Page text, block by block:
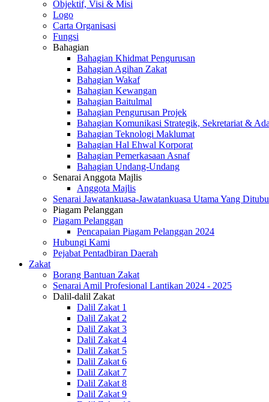
Objektif, Visi & Misi
Logo
Carta Organisasi
Fungsi
Bahagian
Bahagian Khidmat Pengurusan
Bahagian Agihan Zakat
Bahagian Wakaf
Bahagian Kewangan
Bahagian Baitulmal
Bahagian Pengurusan Projek
Bahagian Komunikasi Strategik, Sekretariat &
Bahagian Teknologi Maklumat
Bahagian Hal Ehwal Korporat
Bahagian Pemerkasaan Asnaf
Bahagian Undang-Undang
Senarai Anggota Majlis
Anggota Majlis
Senarai Jawatankuasa-Jawatankuasa Utama Yang
Piagam Pelanggan
Piagam Pelanggan
Pencapaian Piagam Pelanggan 2024
Hubungi Kami
Pejabat Pentadbiran Daerah
Zakat
Borang Bantuan Zakat
Senarai Amil Profesional Lantikan 2024 - 2025
Dalil-dalil Zakat
Dalil Zakat 1
Dalil Zakat 2
Dalil Zakat 3
Dalil Zakat 4
Dalil Zakat 5
Dalil Zakat 6
Dalil Zakat 7
Dalil Zakat 8
Dalil Zakat 9